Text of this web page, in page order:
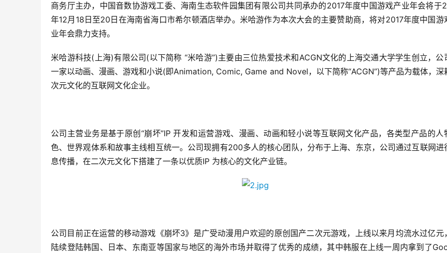
商务厅主办，中国音数协游戏工委、海南生态软件园集团有限公司共同承办的2017年度中国游戏产业年会将于
年12月18日至20日在海南省海口市希尔顿酒店举办。米哈游作为本次大会的主要赞助商，将对2017年度中国游
业年会鼎力支持。
米哈游科技(上海)有限公司(以下简称 “米哈游”)主要由三位热爱技术和ACGN文化的上海交通大学学生创立，公
一家以动画、漫画、游戏和小说(即Animation, Comic, Game and Novel，以下简称“ACGN”)等产品为载体，深
次元文化的互联网文化企业。
公司主营业务是基于原创“崩坏”IP 开发和运营游戏、漫画、动画和轻小说等互联网文化产品，各类型产品的人
色、世界观体系和故事主线相互统一。公司现拥有200多人的核心团队，分布于上海、东京，公司通过互联网进
息传播，在二次元文化下搭建了一条以优质IP 为核心的文化产业链。
公司目前正在运营的移动游戏《崩坏3》是广受动漫用户欢迎的原创国产二次元游戏，上线以来月均流水过亿元
陆续登陆韩国、日本、东南亚等国家与地区的海外市场并取得了优秀的成绩，其中韩服在上线一周内拿到了